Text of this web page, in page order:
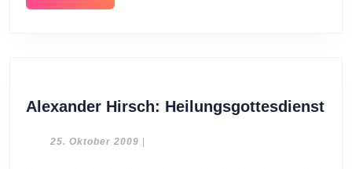
MORE
Alexander Hirsch: Heilungsgottesdienst
25. Oktober 2009 25.
|